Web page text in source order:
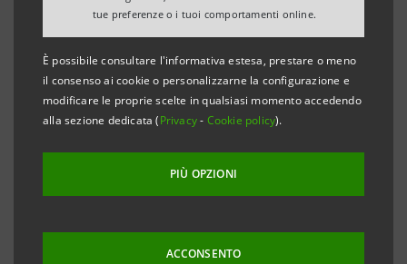
tue preferenze o i tuoi comportamenti online.
È possibile consultare l'informativa estesa, prestare o meno
il consenso ai cookie o personalizzarne la configurazione e
modificare le proprie scelte in qualsiasi momento accedendo
alla sezione dedicata (Privacy- Cookie policy).
PIÙ OPZIONI
ACCONSENTO
BANCA DI RIFERIMENTO DEL GRUPPO INTESA
SANPAOLO NELL’ALTA TOSCANA
- Razionalizzazione, qualità delle risorse e
radicamento sul territorio
- Leadership territoriale, semplicità organizzativa,